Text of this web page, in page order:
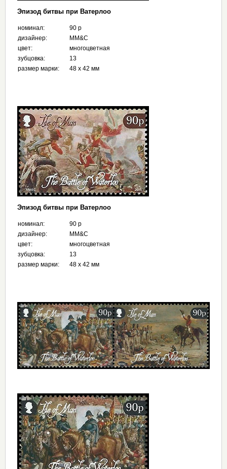
Эпизод битвы при Ватерлоо
номинал:
90 p
дизайнер:
MM&C
цвет:
многоцветная
зубцовка:
13
размер марки:
48 х 42 мм
Эпизод битвы при Ватерлоо
номинал:
90 p
дизайнер:
MM&C
цвет:
многоцветная
зубцовка:
13
размер марки:
48 х 42 мм